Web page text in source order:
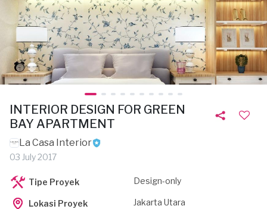
INTERIOR DESIGN FOR GREEN
BAY APARTMENT
La Casa Interior
03 July 2017
Tipe Proyek Design-only
Lokasi Proyek Jakarta Utara